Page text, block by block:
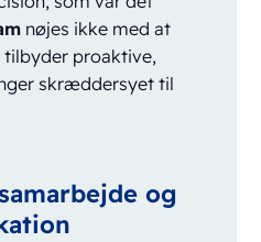
nøjes ikke med at
tilbyder proaktive,
skræddersyet til
og